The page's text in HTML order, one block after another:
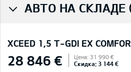
АВТО НА СКЛАДЕ
XCEED 1,5 T-GDI EX
28 846 € Цена: 31 990 €
Скидка: 3 144 €